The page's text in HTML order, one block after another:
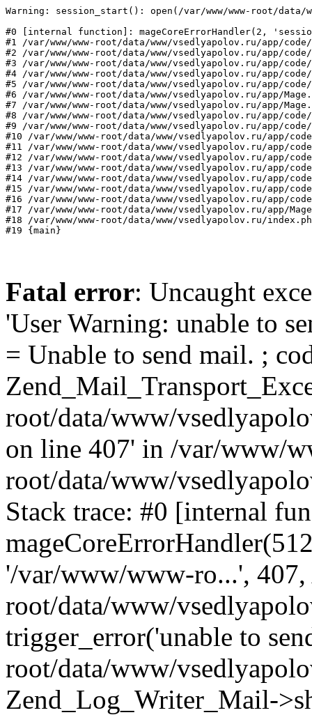
Warning: session_start(): open(/var/www/www-root/data/
#0 [internal function]: mageCoreErrorHandler(2,
#1 /var/www/www-root/data/www/vsedlyapolov.ru/app/
#2 /var/www/www-root/data/www/vsedlyapolov.ru/app/
#3 /var/www/www-root/data/www/vsedlyapolov.ru/app/
#4 /var/www/www-root/data/www/vsedlyapolov.ru/app/
#5 /var/www/www-root/data/www/vsedlyapolov.ru/app/
#6 /var/www/www-root/data/www/vsedlyapolov.ru/app/
#7 /var/www/www-root/data/www/vsedlyapolov.ru/app/
#8 /var/www/www-root/data/www/vsedlyapolov.ru/app/
#9 /var/www/www-root/data/www/vsedlyapolov.ru/app/
#10 /var/www/www-root/data/www/vsedlyapolov.ru/app/
#11 /var/www/www-root/data/www/vsedlyapolov.ru/app/
#12 /var/www/www-root/data/www/vsedlyapolov.ru/app/
#13 /var/www/www-root/data/www/vsedlyapolov.ru/app/
#14 /var/www/www-root/data/www/vsedlyapolov.ru/app/
#15 /var/www/www-root/data/www/vsedlyapolov.ru/app/
#16 /var/www/www-root/data/www/vsedlyapolov.ru/app/
#17 /var/www/www-root/data/www/vsedlyapolov.ru/app/
#18 /var/www/www-root/data/www/vsedlyapolov.ru/
#19 {main}
Fatal error: Uncaught
'User Warning: unable to
= Unable to send mail. ;
root/data/www/
on line 407' in /var/www/
root/data/www/
Stack trace: #0 [internal
'/var/www/www-ro...',
root/data/www/
trigger_error('unable to
root/data/www/
Zend_Log_Writer_Mail-